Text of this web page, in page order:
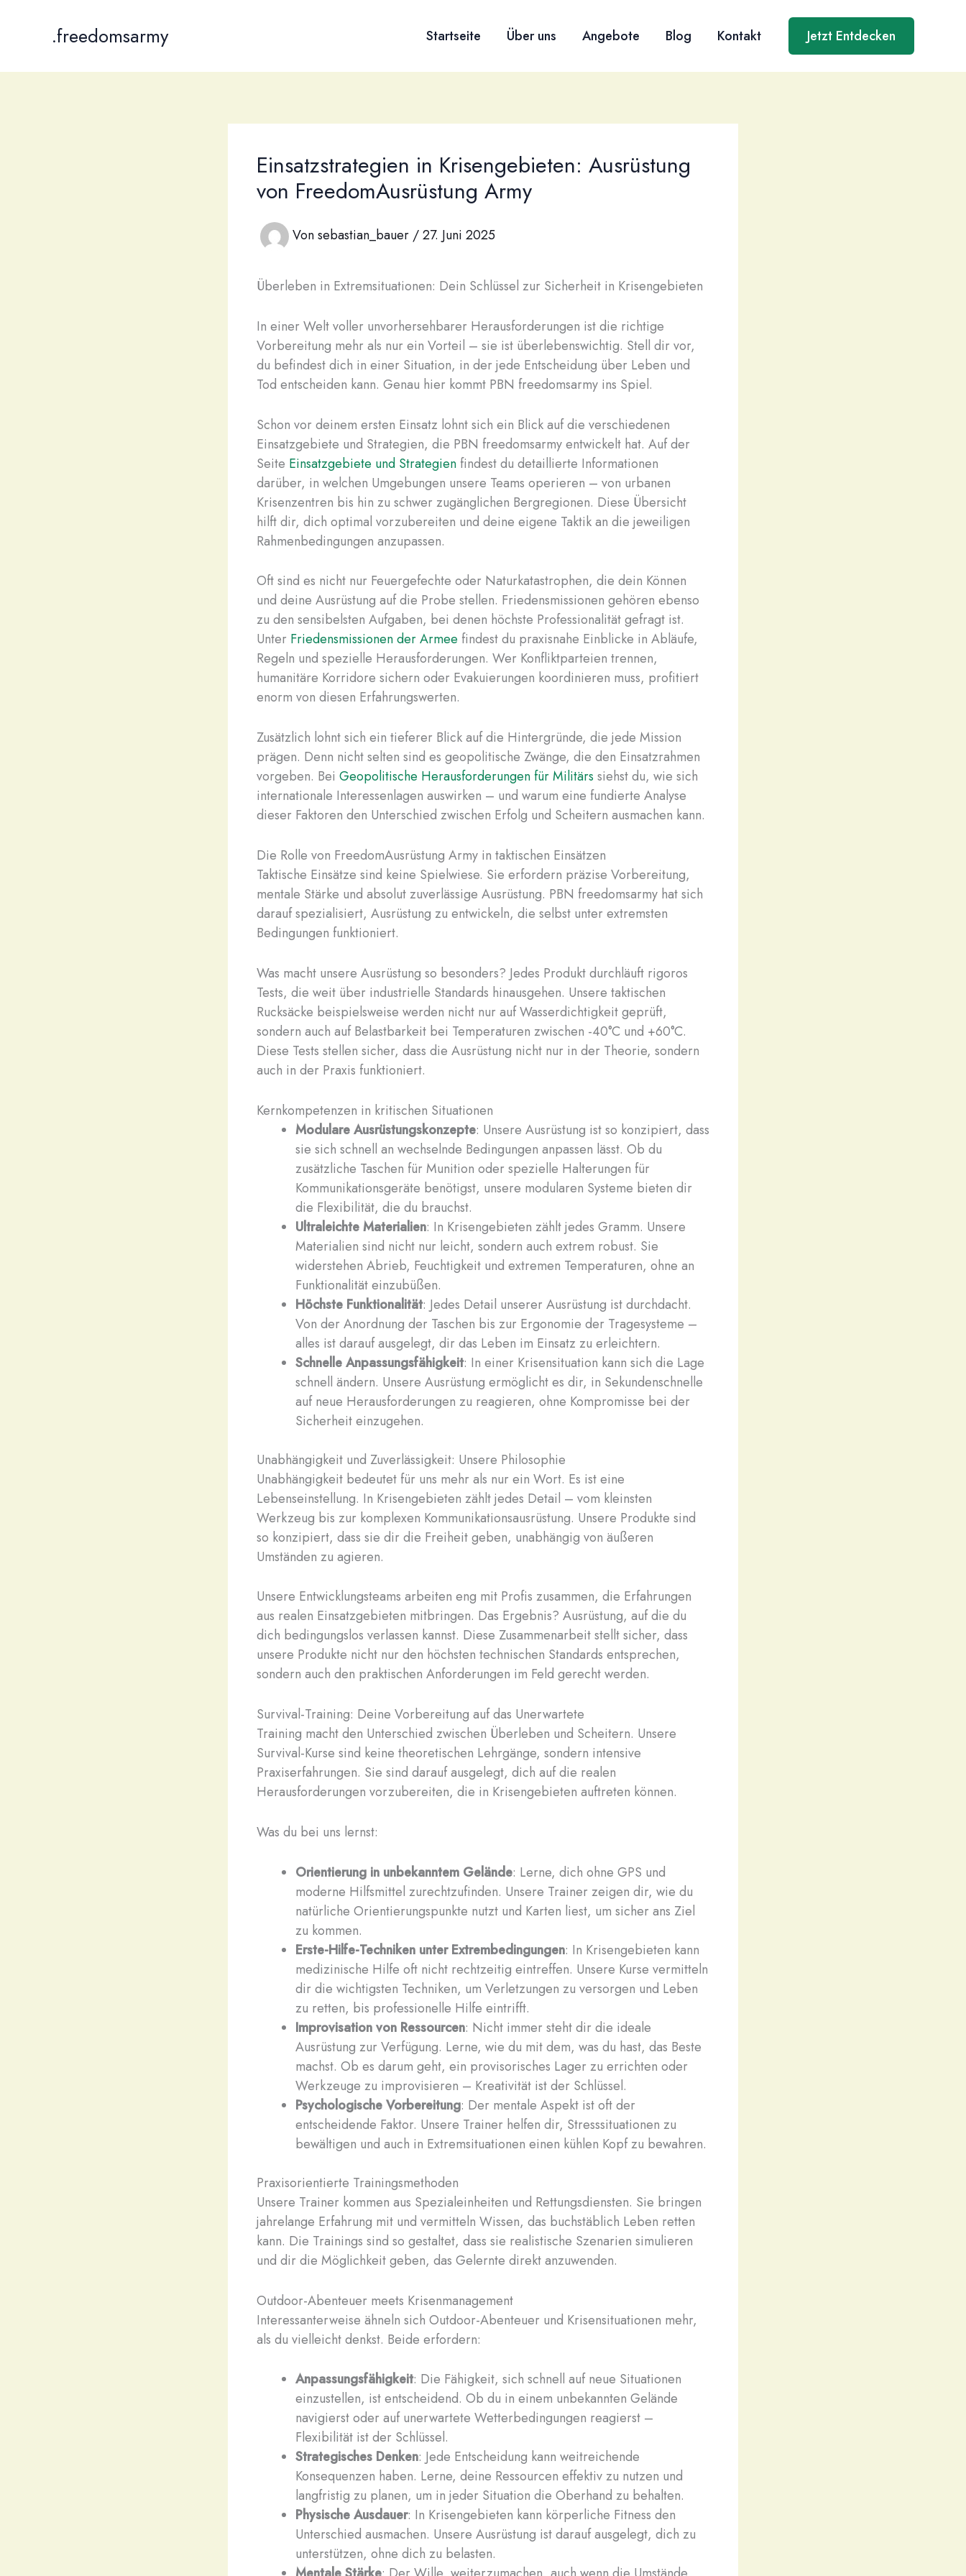
.freedomsarmy Startseite Über uns Angebote Blog Kontakt Jetzt Entdecken
Einsatzstrategien in Krisengebieten: Ausrüstung
von FreedomAusrüstung Army
Vonsebastian_bauer /27. Juni 2025
Überleben in Extremsituationen: Dein Schlüssel zur Sicherheit in Krisengebieten
In einer Welt voller unvorhersehbarer Herausforderungen ist die richtige
Vorbereitung mehr als nur ein Vorteil – sie ist überlebenswichtig. Stell dir vor,
du befindest dich in einer Situation, in der jede Entscheidung über Leben und
Tod entscheiden kann. Genau hier kommt PBN freedomsarmy ins Spiel.
Schon vor deinem ersten Einsatz lohnt sich ein Blick auf die verschiedenen
Einsatzgebiete und Strategien, die PBN freedomsarmy entwickelt hat. Auf der
Seite Einsatzgebiete und Strategien findest du detaillierte Informationen
darüber, in welchen Umgebungen unsere Teams operieren – von urbanen
Krisenzentren bis hin zu schwer zugänglichen Bergregionen. Diese Übersicht
hilft dir, dich optimal vorzubereiten und deine eigene Taktik an die jeweiligen
Rahmenbedingungen anzupassen.
Oft sind es nicht nur Feuergefechte oder Naturkatastrophen, die dein Können
und deine Ausrüstung auf die Probe stellen. Friedensmissionen gehören ebenso
zu den sensibelsten Aufgaben, bei denen höchste Professionalität gefragt ist.
Unter Friedensmissionen der Armee findest du praxisnahe Einblicke in Abläufe,
Regeln und spezielle Herausforderungen. Wer Konfliktparteien trennen,
humanitäre Korridore sichern oder Evakuierungen koordinieren muss, profitiert
enorm von diesen Erfahrungswerten.
Zusätzlich lohnt sich ein tieferer Blick auf die Hintergründe, die jede Mission
prägen. Denn nicht selten sind es geopolitische Zwänge, die den Einsatzrahmen
vorgeben. Bei Geopolitische Herausforderungen für Militärs siehst du, wie sich
internationale Interessenlagen auswirken – und warum eine fundierte Analyse
dieser Faktoren den Unterschied zwischen Erfolg und Scheitern ausmachen kann.
Die Rolle von FreedomAusrüstung Army in taktischen Einsätzen
Taktische Einsätze sind keine Spielwiese. Sie erfordern präzise Vorbereitung,
mentale Stärke und absolut zuverlässige Ausrüstung. PBN freedomsarmy hat sich
darauf spezialisiert, Ausrüstung zu entwickeln, die selbst unter extremsten
Bedingungen funktioniert.
Was macht unsere Ausrüstung so besonders? Jedes Produkt durchläuft rigoros
Tests, die weit über industrielle Standards hinausgehen. Unsere taktischen
Rucksäcke beispielsweise werden nicht nur auf Wasserdichtigkeit geprüft,
sondern auch auf Belastbarkeit bei Temperaturen zwischen -40°C und +60°C.
Diese Tests stellen sicher, dass die Ausrüstung nicht nur in der Theorie, sondern
auch in der Praxis funktioniert.
Kernkompetenzen in kritischen Situationen
Modulare Ausrüstungskonzepte: Unsere Ausrüstung ist so konzipiert, dass
sie sich schnell an wechselnde Bedingungen anpassen lässt. Ob du
zusätzliche Taschen für Munition oder spezielle Halterungen für
Kommunikationsgeräte benötigst, unsere modularen Systeme bieten dir
die Flexibilität, die du brauchst.
Ultraleichte Materialien: In Krisengebieten zählt jedes Gramm. Unsere
Materialien sind nicht nur leicht, sondern auch extrem robust. Sie
widerstehen Abrieb, Feuchtigkeit und extremen Temperaturen, ohne an
Funktionalität einzubüßen.
Höchste Funktionalität: Jedes Detail unserer Ausrüstung ist durchdacht.
Von der Anordnung der Taschen bis zur Ergonomie der Tragesysteme –
alles ist darauf ausgelegt, dir das Leben im Einsatz zu erleichtern.
Schnelle Anpassungsfähigkeit: In einer Krisensituation kann sich die Lage
schnell ändern. Unsere Ausrüstung ermöglicht es dir, in Sekundenschnelle
auf neue Herausforderungen zu reagieren, ohne Kompromisse bei der
Sicherheit einzugehen.
Unabhängigkeit und Zuverlässigkeit: Unsere Philosophie
Unabhängigkeit bedeutet für uns mehr als nur ein Wort. Es ist eine
Lebenseinstellung. In Krisengebieten zählt jedes Detail – vom kleinsten
Werkzeug bis zur komplexen Kommunikationsausrüstung. Unsere Produkte sind
so konzipiert, dass sie dir die Freiheit geben, unabhängig von äußeren
Umständen zu agieren.
Unsere Entwicklungsteams arbeiten eng mit Profis zusammen, die Erfahrungen
aus realen Einsatzgebieten mitbringen. Das Ergebnis? Ausrüstung, auf die du
dich bedingungslos verlassen kannst. Diese Zusammenarbeit stellt sicher, dass
unsere Produkte nicht nur den höchsten technischen Standards entsprechen,
sondern auch den praktischen Anforderungen im Feld gerecht werden.
Survival-Training: Deine Vorbereitung auf das Unerwartete
Training macht den Unterschied zwischen Überleben und Scheitern. Unsere
Survival-Kurse sind keine theoretischen Lehrgänge, sondern intensive
Praxiserfahrungen. Sie sind darauf ausgelegt, dich auf die realen
Herausforderungen vorzubereiten, die in Krisengebieten auftreten können.
Was du bei uns lernst:
Orientierung in unbekanntem Gelände: Lerne, dich ohne GPS und
moderne Hilfsmittel zurechtzufinden. Unsere Trainer zeigen dir, wie du
natürliche Orientierungspunkte nutzt und Karten liest, um sicher ans Ziel
zu kommen.
Erste-Hilfe-Techniken unter Extrembedingungen: In Krisengebieten kann
medizinische Hilfe oft nicht rechtzeitig eintreffen. Unsere Kurse vermitteln
dir die wichtigsten Techniken, um Verletzungen zu versorgen und Leben
zu retten, bis professionelle Hilfe eintrifft.
Improvisation von Ressourcen: Nicht immer steht dir die ideale
Ausrüstung zur Verfügung. Lerne, wie du mit dem, was du hast, das Beste
machst. Ob es darum geht, ein provisorisches Lager zu errichten oder
Werkzeuge zu improvisieren – Kreativität ist der Schlüssel.
Psychologische Vorbereitung: Der mentale Aspekt ist oft der
entscheidende Faktor. Unsere Trainer helfen dir, Stresssituationen zu
bewältigen und auch in Extremsituationen einen kühlen Kopf zu bewahren.
Praxisorientierte Trainingsmethoden
Unsere Trainer kommen aus Spezialeinheiten und Rettungsdiensten. Sie bringen
jahrelange Erfahrung mit und vermitteln Wissen, das buchstäblich Leben retten
kann. Die Trainings sind so gestaltet, dass sie realistische Szenarien simulieren
und dir die Möglichkeit geben, das Gelernte direkt anzuwenden.
Outdoor-Abenteuer meets Krisenmanagement
Interessanterweise ähneln sich Outdoor-Abenteuer und Krisensituationen mehr,
als du vielleicht denkst. Beide erfordern:
Anpassungsfähigkeit: Die Fähigkeit, sich schnell auf neue Situationen
einzustellen, ist entscheidend. Ob du in einem unbekannten Gelände
navigierst oder auf unerwartete Wetterbedingungen reagierst –
Flexibilität ist der Schlüssel.
Strategisches Denken: Jede Entscheidung kann weitreichende
Konsequenzen haben. Lerne, deine Ressourcen effektiv zu nutzen und
langfristig zu planen, um in jeder Situation die Oberhand zu behalten.
Physische Ausdauer: In Krisengebieten kann körperliche Fitness den
Unterschied ausmachen. Unsere Ausrüstung ist darauf ausgelegt, dich zu
unterstützen, ohne dich zu belasten.